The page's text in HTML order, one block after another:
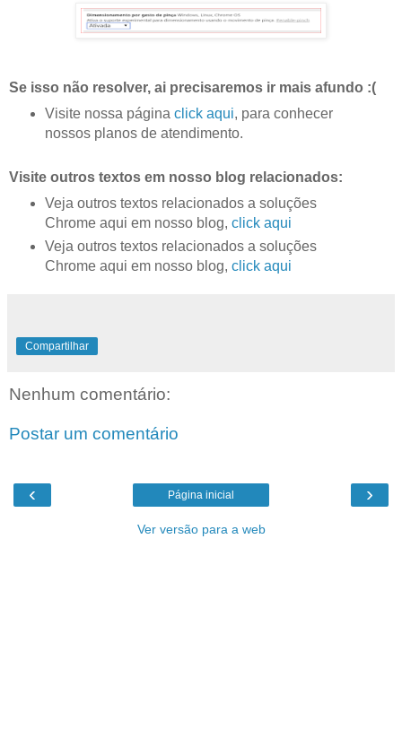
Se isso não resolver, ai precisaremos ir mais afundo :(
Visite nossa página click aqui, para conhecer
nossos planos de atendimento.
Visite outros textos em nosso blog relacionados:
Veja outros textos relacionados a soluções
Chrome aqui em nosso blog, click aqui
Veja outros textos relacionados a soluções
Chrome aqui em nosso blog, click aqui
Compartilhar
Nenhum comentário:
Postar um comentário
‹ ›
Página inicial
Ver versão para a web